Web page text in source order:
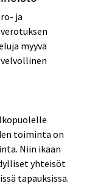
ja
myyvä
toiminta on
Niin ikään
yhteisöt
tapauksissa.